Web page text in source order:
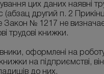
цих даних наявні
(абзац другий п. 2
№ 1217 не
трудові книжки.
оформлені на
книжки на підприємстві,
до них.